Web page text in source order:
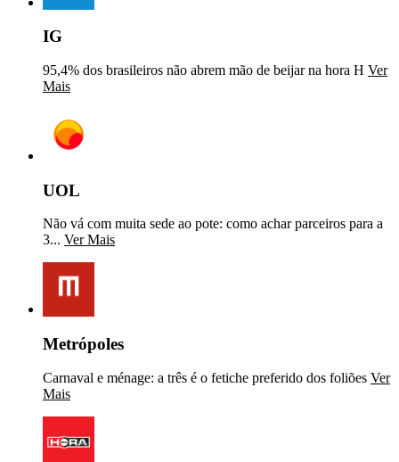
IG
95,4% dos brasileiros não abrem mão de beijar na hora H Ver
Mais
UOL
Não vá com muita sede ao pote: como achar parceiros para a
3... Ver Mais
Metrópoles
Carnaval e ménage: a três é o fetiche preferido dos foliões Ver
Mais